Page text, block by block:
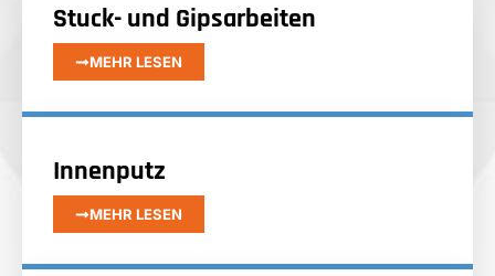
Stuck- und Gipsarbeiten
MEHR LESEN
Innenputz
MEHR LESEN